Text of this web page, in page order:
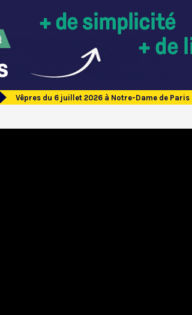
Vêpres du 6 juillet 2026 à Notre-Dame de Paris